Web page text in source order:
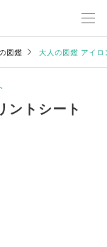
図鑑 大人の図鑑 アイ
ントシート